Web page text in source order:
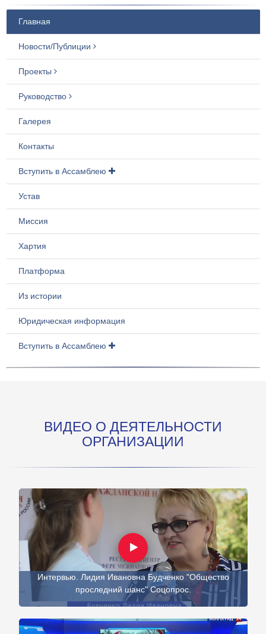
Главная
Новости/Публиции
Проекты
Руководство
Галерея
Контакты
Вступить в Ассамблею
Устав
Миссия
Хартия
Платформа
Из истории
Юридическая информация
Вступить в Ассамблею
ВИДЕО О ДЕЯТЕЛЬНОСТИ
ОРГАНИЗАЦИИ
Интервью. Лидия Ивановна Будченко "Общество
проследний шанс" Соцопрос.